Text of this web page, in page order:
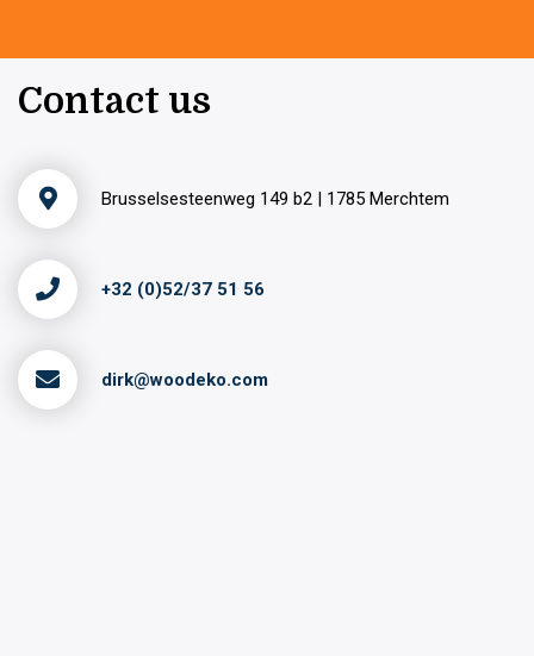
Contact us
Brusselsesteenweg 149 b2 | 1785 Merchtem
+32 (0)52/37 51 56
dirk@woodeko.com